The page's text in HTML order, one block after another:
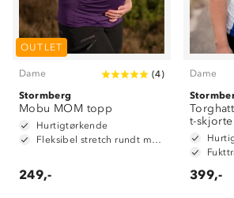
OUTLET
Dame (4)
Stormberg
Mobu MOM topp
Hurtigtørkende
Fleksibel stretch rundt mage
249,-
Dame
t-skjorte
399,-